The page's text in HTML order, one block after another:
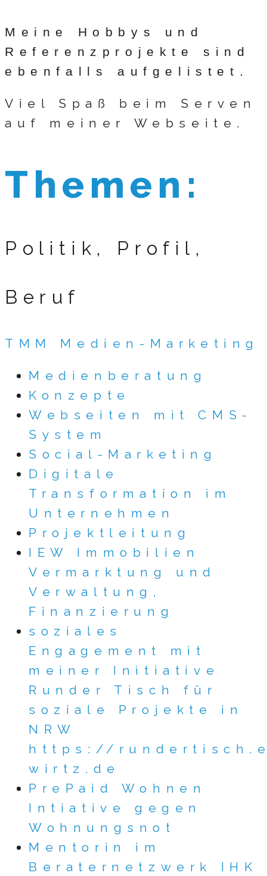
Meine Hobbys und
Referenzprojekte sind
ebenfalls aufgelistet.
Viel Spaß beim Serven
auf meiner Webseite.
Themen:
Politik, Profil,
Beruf
TMM Medien-Marketing
Medienberatung
Konzepte
Webseiten mit CMS-
System
Social-Marketing
Digitale
Transformation im
Unternehmen
Projektleitung
IEW Immobilien
Vermarktung und
Verwaltung,
Finanzierung
soziales
Engagement mit
meiner Initiative
Runder Tisch für
soziale Projekte in
NRW
https://
wirtz.de
PrePaid Wohnen
Intiative gegen
Wohnungsnot
Mentorin im
Beraternetzwerk IHK